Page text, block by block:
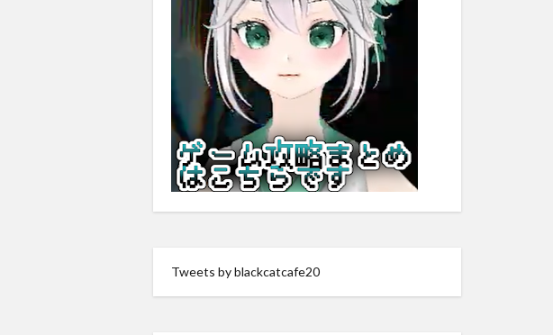
Tweets by blackcatcafe20